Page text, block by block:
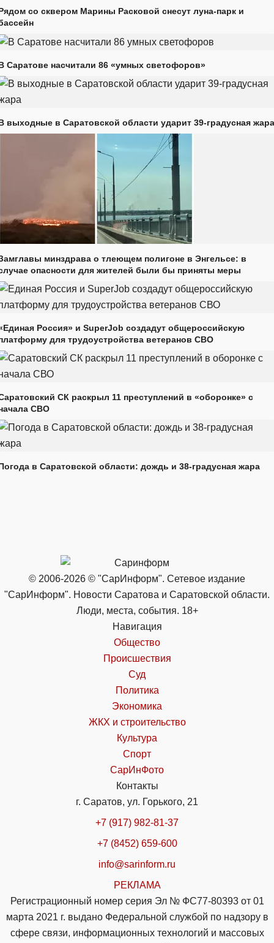
со сквером Марины Расковой снесут луна-парк и
Саратове насчитали 86 «умных светофоров»
выходные в Саратовской области ударит 39-градусная жара
минздрава о тлеющем полигоне в Энгельсе: в
опасности для жителей были бы приняты меры
Россия» и SuperJob создадут общероссийскую
для трудоустройства ветеранов СВО
СК раскрыл 11 преступлений в «оборонке» с
СВО
в Саратовской области: дождь и 38-градусная жара
© 2006-2026 © "СарИнформ". Сетевое издание
"СарИнформ". Новости Саратова и Саратовской области.
Люди, места, события. 18+
Навигация
Общество
Происшествия
Суд
Политика
Экономика
ЖКХ и строительство
Культура
Спорт
СарИнФото
Контакты
г. Саратов, ул. Горького, 21
+7 (917) 982-81-37
+7 (8452) 659-600
info@sarinform.ru
РЕКЛАМА
Регистрационный номер серия Эл № ФС77-80393 от 01
марта 2021 г. выдано Федеральной службой по надзору в
сфере связи, информационных технологий и массовых